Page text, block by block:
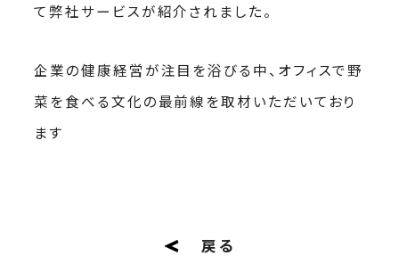
て弊社サービスが紹介されました。
企業の健康経営が注目を浴びる中、オフィスで野
菜を食べる文化の最前線を取材いただいており
ます
戻る